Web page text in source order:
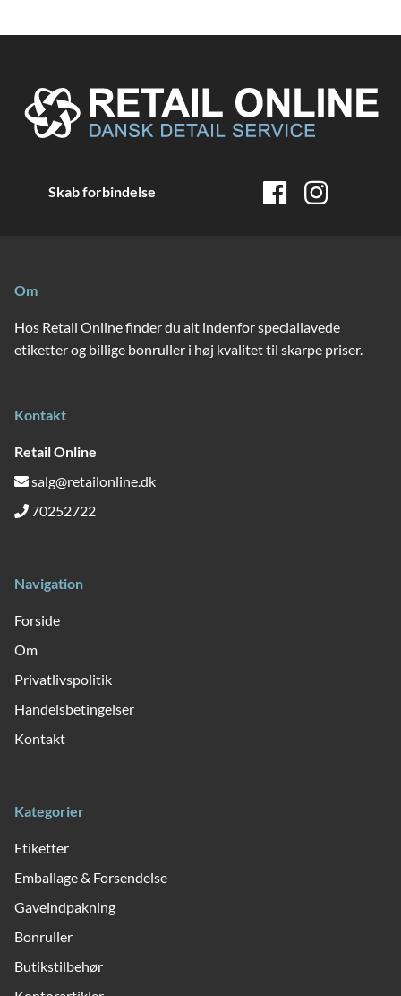
Skab forbindelse
Om
Hos Retail Online finder du alt indenfor speciallavede
etiketter og billige bonruller i høj kvalitet til skarpe priser.
Kontakt
Retail Online
salg@retailonline.dk
70252722
Navigation
Forside
Om
Privatlivspolitik
Handelsbetingelser
Kontakt
Kategorier
Etiketter
Emballage & Forsendelse
Gaveindpakning
Bonruller
Butikstilbehør